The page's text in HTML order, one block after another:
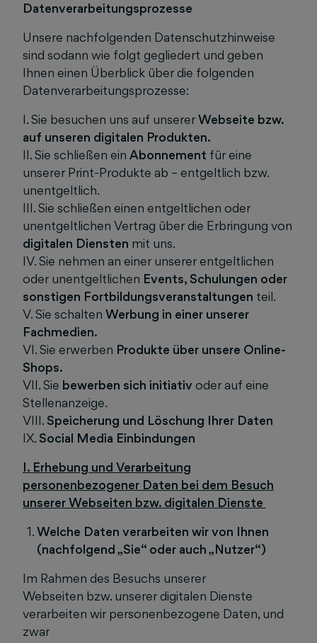
Datenverarbeitungsprozesse
Unsere nachfolgenden Datenschutzhinweise
sind sodann wie folgt gegliedert und geben
Ihnen einen Überblick über die folgenden
Datenverarbeitungsprozesse:
I. Sie besuchen uns auf unsererWebseite bzw.
auf unseren digitalen Produkten.
II. Sie schließen ein Abonnement für eine
unserer Print-Produkte ab – entgeltlich bzw.
unentgeltlich.
III. Sie schließen einen entgeltlichen oder
unentgeltlichen Vertrag über die Erbringung von
digitalen Diensten mit uns.
IV. Sie nehmen an einer unserer entgeltlichen
oder unentgeltlichen Events, Schulungen oder
sonstigen Fortbildungsveranstaltungen teil.
V. Sie schalten Werbung in einer unserer
Fachmedien.
VI. Sie erwerben Produkte über unsere Online-
Shops.
VII. Sie bewerben sich initiativ oder auf eine
Stellenanzeige.
VIII.Speicherung und Löschung Ihrer Daten
IX.Social Media Einbindungen
I. Erhebung und Verarbeitung
personenbezogener Daten bei dem Besuch
unserer Webseiten bzw. digitalen Dienste
Welche Daten verarbeiten wir von Ihnen
(nachfolgend „Sie“ oder auch „Nutzer“)
Im Rahmen des Besuchs unserer
Webseiten bzw. unserer digitalen Dienste
verarbeiten wir personenbezogene Daten, und
zwar